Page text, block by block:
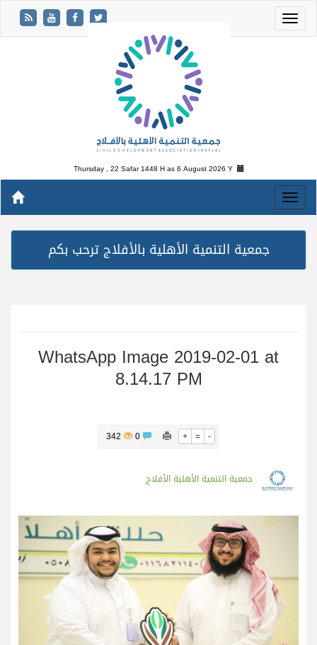
Thursday , 22 Safar 1448 H as6 August 2026 Y
جمعية التنمية الأهلية بالأفلاج ترحب بكم
WhatsApp Image 2019-02-01 at
8.14.17 PM
+ = -
342
جمعية التنمية الأهلية الأفلاج